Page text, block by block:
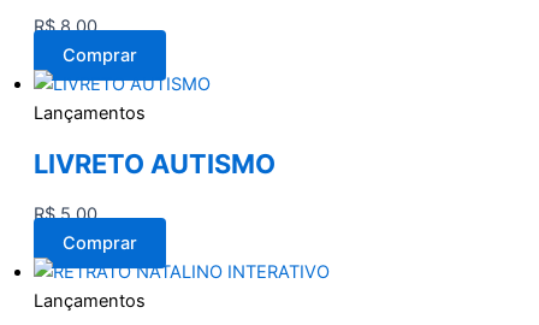
R$8,00
Comprar
Lançamentos
LIVRETO AUTISMO
R$5,00
Comprar
Lançamentos